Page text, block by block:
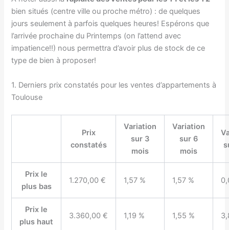
bien situés (centre ville ou proche métro) : de quelques
jours seulement à parfois quelques heures! Espérons que
l’arrivée prochaine du Printemps (on l’attend avec
impatience!!) nous permettra d’avoir plus de stock de ce
type de bien à proposer!
1. Derniers prix constatés pour les ventes d’appartements à
Toulouse
Prix
constatés
Variation
sur 3
mois
Variation
sur 6
mois
Prix le
plus bas
1.270,00 € 1,57 % 1,57 %
Prix le
plus haut
3.360,00 € 1,19 % 1,55 %